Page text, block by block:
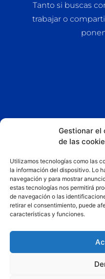
Gestionar el
de las
Utilizamos tecnologías como las
la información del dispositivo. Lo
navegación y para mostrar
estas tecnologías nos permitirá
de navegación o las
retirar el consentimiento, puede
características y funciones.
Tanto si buscas
trabajar o
Consigue un 25% de
hosting y mantenimiento
ser usuario
Puedes reclamar